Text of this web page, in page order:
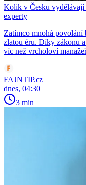
Kolik v Česku vydělávají
experty
Zatímco mnohá povolání
zlatou éru. Díky zákonu
víc než vrcholoví
FAJNTIP.cz
dnes, 04:30
3 min